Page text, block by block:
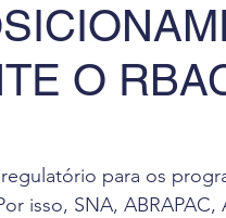
Flight Deck
O
para os
isso, SNA, ABRAPAC,